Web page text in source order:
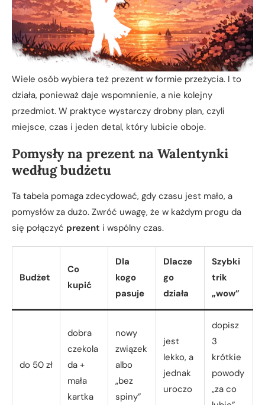
Wiele osób wybiera też prezent w formie przeżycia. I to
działa, ponieważ daje wspomnienie, a nie kolejny
przedmiot. W praktyce wystarczy drobny plan, czyli
miejsce, czas i jeden detal, który lubicie oboje.
Pomysły na prezent na Walentynki
według budżetu
Ta tabela pomaga zdecydować, gdy czasu jest mało, a
pomysłów za dużo. Zwróć uwagę, że w każdym progu da
się połączyć prezent i wspólny czas.
Budżet
Co
kupić
Dla
kogo
pasuje
Dlacze
go
działa
Szybki
trik
„wow”
do 50 zł
dobra
czekola
da +
mała
kartka
nowy
związek
albo
„bez
spiny”
jest
lekko, a
jednak
uroczo
dopisz
3
krótkie
powody
„za co